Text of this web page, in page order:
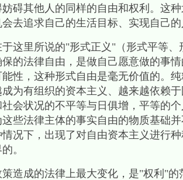
碍其他人的同样的自由和权利。这
会去追求自己的生活目标、实现自己
这里所说的"形式正义 "（形式平等、
的法律自由，是做自己愿意做的事
性，这种形式自由是毫无价值的。
为有组织的资本主义、越来越依赖
会状况的不平等与日俱增，平等的
些法律主体的事实自由的物质基础
况下，出现了对自由资本主义进行
。
成的法律上最大变化，是"权利 "的